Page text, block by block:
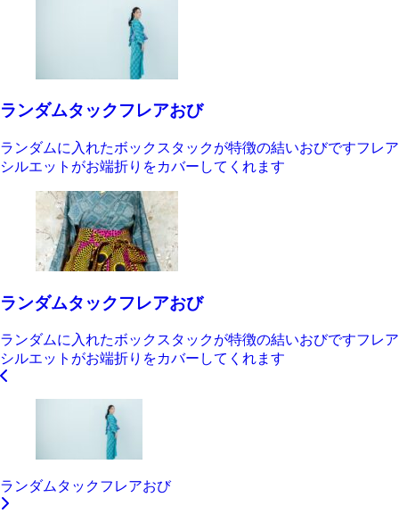
ランダムタックフレアおび
ランダムに入れたボックスタックが特徴の結いおびですフレア
シルエットがお端折りをカバーしてくれます
ランダムタックフレアおび
ランダムに入れたボックスタックが特徴の結いおびですフレア
シルエットがお端折りをカバーしてくれます
ランダムタックフレアおび